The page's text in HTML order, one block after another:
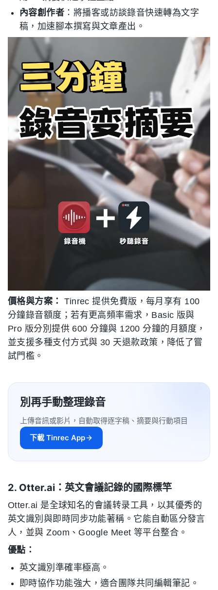
內容創作者 ：將播客或訪談錄音快速轉為文字
稿，加速腳本撰寫與文章產出。
價格與方案：
Tinrec 提供免費版，每月享有 100
分鐘錄音額度；若有更高頻率需求，Basic 版與
Pro 版分別提供 600 分鐘與 1200 分鐘的月額度，
並支援多種支付方式與 30 天退款政策，降低了嘗
試門檻。
別再手動整理錄音
上傳音訊或影片，自動取得逐字稿、摘要與行動項目
下載 Tinrec App
2. Otter.ai：英文會議記錄的國際標竿
Otter.ai 是全球知名的會議转录工具，以其優秀的
英文識別與即時同步功能著稱。它能自動區分發言
人，並與 Zoom、Google Meet 等平台整合。
優點：
英文識別準確率極高。
即時協作功能強大，適合團隊共同編輯筆記。